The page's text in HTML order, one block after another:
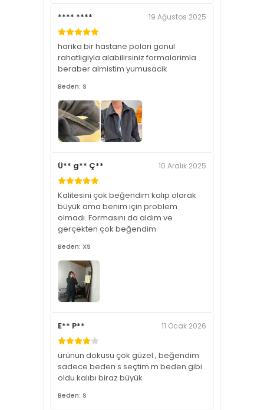
**** **** 19 Ağustos 2025
harika bir hastane polari gonul
rahatligiyla alabilirsiniz formalarimla
beraber almistim yumusacik
Beden: S
Ü** g** Ç** 10 Aralık 2025
Kalitesini çok beğendim kalıp olarak
büyük ama benim için problem
olmadı. Formasını da aldım ve
gerçekten çok beğendim
Beden: XS
E** P** 11 Ocak 2026
ürünün dokusu çok güzel , beğendim
sadece beden s seçtim m beden gibi
oldu kalıbı biraz büyük
Beden: S